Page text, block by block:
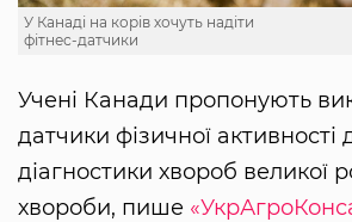
У Канаді на корів хочуть надіти
фітнес-датчики
Учені Канади пропонують
датчики фізичної активності
діагностики хвороб великої
хвороби, пише